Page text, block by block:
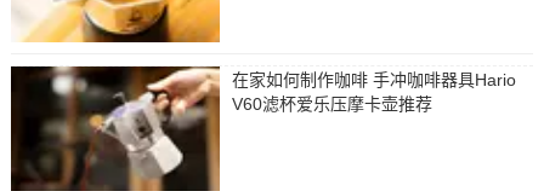
在家如何制作咖啡 手冲咖啡器具Hario
V60滤杯爱乐压摩卡壶推荐